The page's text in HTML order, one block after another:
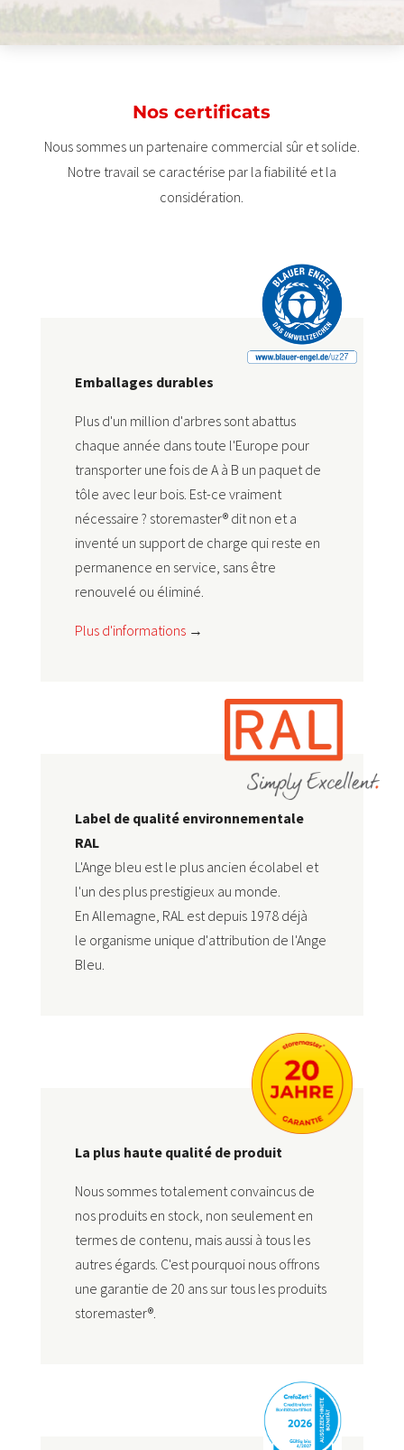
Nos certificats
Nous sommes un partenaire commercial sûr et solide.
Notre travail se caractérise par la fiabilité et la
considération.
Emballages durables
Plus d'un million d'arbres sont abattus
chaque année dans toute l'Europe pour
transporter une fois de A à B un paquet de
tôle avec leur bois. Est-ce vraiment
nécessaire ? storemaster® dit non et a
inventé un support de charge qui reste en
permanence en service, sans être
renouvelé ou éliminé.
Plus d'informations→
Label de qualité environnementale
RAL
L'Ange bleu est le plus ancien écolabel et
l'un des plus prestigieux au monde.
En Allemagne, RAL est depuis 1978 déjà
le organisme unique d'attribution de l'Ange
Bleu
La plus haute qualité de produit
Nous sommes totalement convaincus de
nos produits en stock, non seulement en
termes de contenu, mais aussi à tous les
autres égards. C'est pourquoi nous offrons
une garantie de 20 ans sur tous les produits
storemaster®.